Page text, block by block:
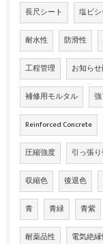
長尺シート 塩ビシ
耐水性 防滑性
工程管理 お知ら
補修用モルタル
Reinforced Concrete
圧縮強度 引っ張
収縮色 後退色
青 青緑 青紫
耐薬品性 電気絶